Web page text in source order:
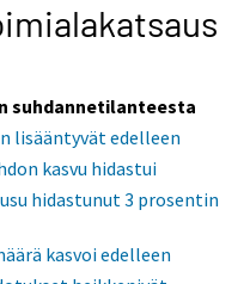
suhdannetilanteesta
lisääntyvät edelleen
kasvu hidastui
hidastunut 3 prosentin
kasvoi edelleen